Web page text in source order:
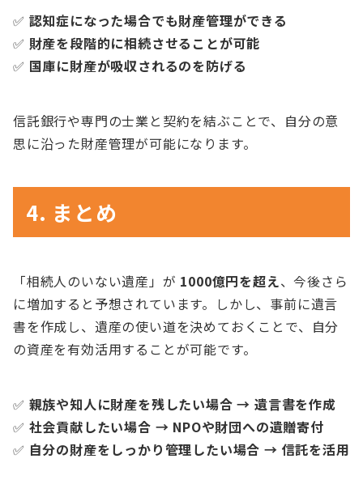
✅ 認知症になった場合でも財産管理ができる
✅ 財産を段階的に相続させることが可能
✅ 国庫に財産が吸収されるのを防げる
信託銀行や専門の士業と契約を結ぶことで、自分の意
思に沿った財産管理が可能になります。
4. まとめ
「相続人のいない遺産」が 1000億円を超え、今後さら
に増加すると予想されています。しかし、事前に遺言
書を作成し、遺産の使い道を決めておくことで、自分
の資産を有効活用することが可能です。
✅ 親族や知人に財産を残したい場合 → 遺言書を作成
✅ 社会貢献したい場合 → NPOや財団への遺贈寄付
✅ 自分の財産をしっかり管理したい場合 → 信託を活用